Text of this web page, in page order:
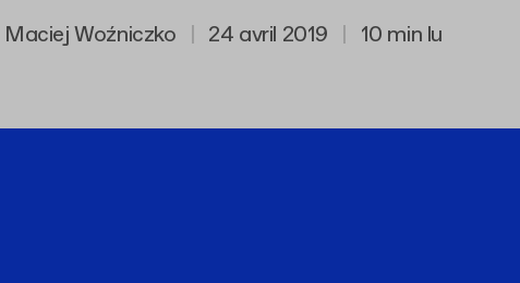
Maciej Woźniczko | 24 avril 2019 | 10 min lu